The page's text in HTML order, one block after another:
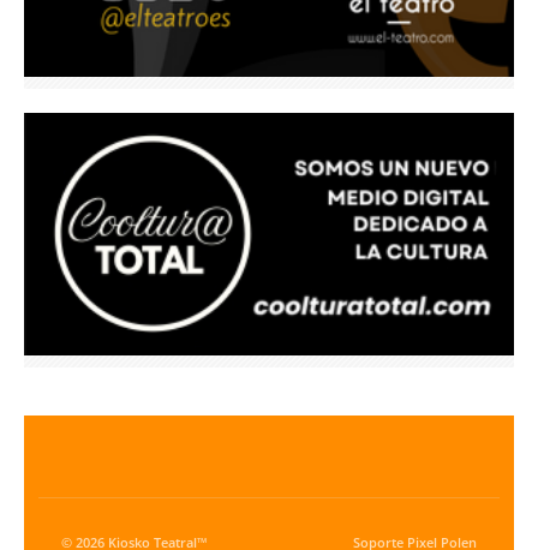
© 2026 Kiosko Teatral™ Soporte Pixel Polen